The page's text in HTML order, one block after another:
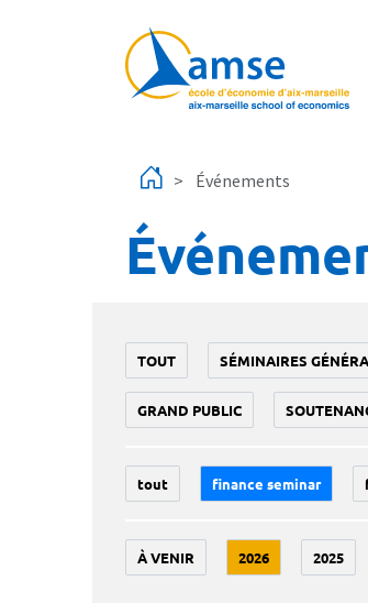
Événements
TOUT SÉMINAIRES
GRAND PUBLIC
tout finance seminar
À VENIR 2026 2025